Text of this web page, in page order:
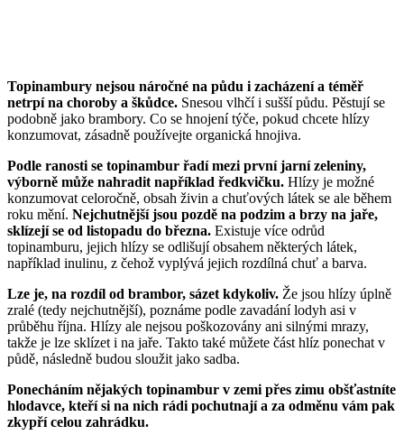
Topinambury nejsou náročné na půdu i zacházení a téměř
netrpí na choroby a škůdce. Snesou vlhčí i sušší půdu. Pěstují se
podobně jako brambory. Co se hnojení týče, pokud chcete hlízy
konzumovat, zásadně používejte organická hnojiva.
Podle ranosti se topinambur řadí mezi první jarní zeleniny,
výborně může nahradit například ředkvičku. Hlízy je možné
konzumovat celoročně, obsah živin a chuťových látek se ale během
roku mění. Nejchutnější jsou pozdě na podzim a brzy na jaře,
sklízejí se od listopadu do března. Existuje více odrůd
topinamburu, jejich hlízy se odlišují obsahem některých látek,
například inulinu, z čehož vyplývá jejich rozdílná chuť a barva.
Lze je, na rozdíl od brambor, sázet kdykoliv. Že jsou hlízy úplně
zralé (tedy nejchutnější), poznáme podle zavadání lodyh asi v
průběhu října. Hlízy ale nejsou poškozovány ani silnými mrazy,
takže je lze sklízet i na jaře. Takto také můžete část hlíz ponechat v
půdě, následně budou sloužit jako sadba.
Ponecháním nějakých topinambur v zemi přes zimu obšťastníte
hlodavce, kteří si na nich rádi pochutnají a za odměnu vám pak
zkypří celou zahrádku.